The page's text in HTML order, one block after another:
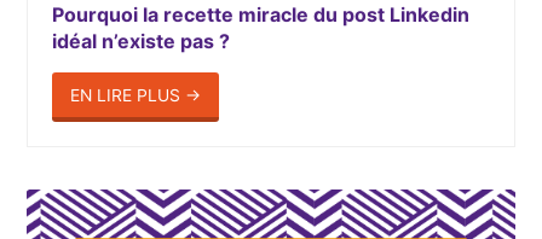
Pourquoi la recette miracle du post Linkedin
idéal n’existe pas ?
EN LIRE PLUS →